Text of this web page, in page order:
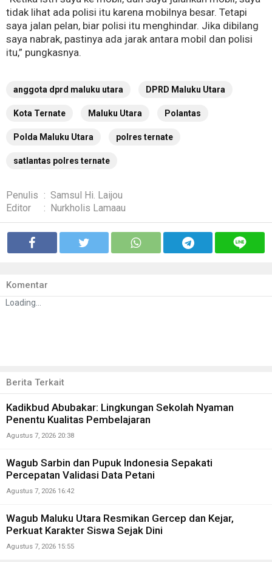
tidak lihat ada polisi itu karena mobilnya besar. Tetapi
saya jalan pelan, biar polisi itu menghindar. Jika dibilang
saya nabrak, pastinya ada jarak antara mobil dan polisi
itu,” pungkasnya.
anggota dprd maluku utara DPRD Maluku Utara
Kota Ternate Maluku Utara Polantas
Polda Maluku Utara polres ternate
satlantas polres ternate
Penulis : Samsul Hi. Laijou
Editor
: Nurkholis Lamaau
Komentar
Loading...
Berita Terkait
Kadikbud Abubakar: Lingkungan Sekolah Nyaman
Penentu Kualitas Pembelajaran
Agustus 7, 2026 20:38
Wagub Sarbin dan Pupuk Indonesia Sepakati
Percepatan Validasi Data Petani
Agustus 7, 2026 16:42
Wagub Maluku Utara Resmikan Gercep dan Kejar,
Perkuat Karakter Siswa Sejak Dini
Agustus 7, 2026 15:55